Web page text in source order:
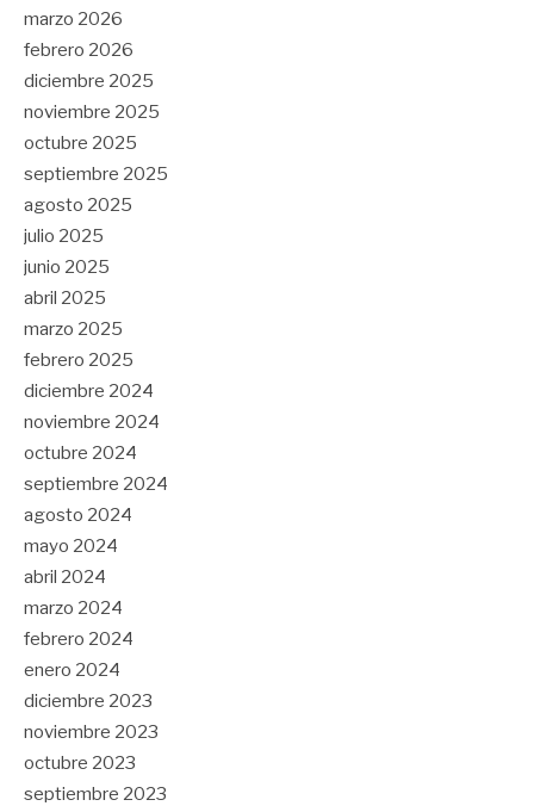
marzo 2026
febrero 2026
diciembre 2025
noviembre 2025
octubre 2025
septiembre 2025
agosto 2025
julio 2025
junio 2025
abril 2025
marzo 2025
febrero 2025
diciembre 2024
noviembre 2024
octubre 2024
septiembre 2024
agosto 2024
mayo 2024
abril 2024
marzo 2024
febrero 2024
enero 2024
diciembre 2023
noviembre 2023
octubre 2023
septiembre 2023